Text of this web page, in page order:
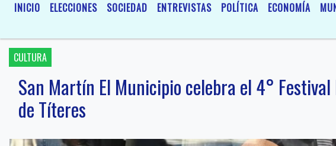
INICIO ELECCIONES SOCIEDAD ENTREVISTAS POLÍTICA ECONOMÍA
CULTURA
San Martín El Municipio celebra el 4°
de Títeres